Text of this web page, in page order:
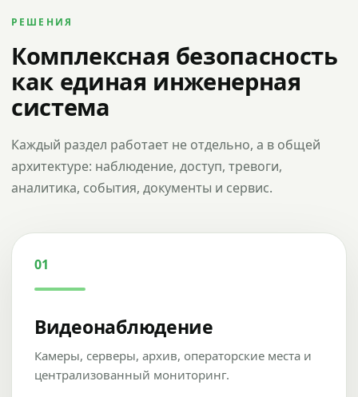
РЕШЕНИЯ
Комплексная безопасность
как единая инженерная
система
Каждый раздел работает не отдельно, а в общей
архитектуре: наблюдение, доступ, тревоги,
аналитика, события, документы и сервис.
01
Видеонаблюдение
Камеры, серверы, архив, операторские места и
централизованный мониторинг.